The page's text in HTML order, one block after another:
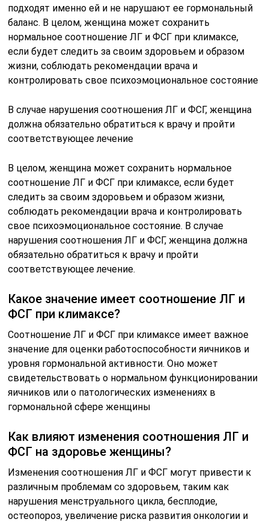
подходят именно ей и не нарушают ее гормональный
баланс. В целом, женщина может сохранить
нормальное соотношение ЛГ и ФСГ при климаксе,
если будет следить за своим здоровьем и образом
жизни, соблюдать рекомендации врача и
контролировать свое психоэмоциональное состояние
В случае нарушения соотношения ЛГ и ФСГ, женщина
должна обязательно обратиться к врачу и пройти
соответствующее лечение
В целом, женщина может сохранить нормальное
соотношение ЛГ и ФСГ при климаксе, если будет
следить за своим здоровьем и образом жизни,
соблюдать рекомендации врача и контролировать
свое психоэмоциональное состояние. В случае
нарушения соотношения ЛГ и ФСГ, женщина должна
обязательно обратиться к врачу и пройти
соответствующее лечение.
Какое значение имеет соотношение ЛГ и
ФСГ при климаксе?
Соотношение ЛГ и ФСГ при климаксе имеет важное
значение для оценки работоспособности яичников и
уровня гормональной активности. Оно может
свидетельствовать о нормальном функционировании
яичников или о патологических изменениях в
гормональной сфере женщины
Как влияют изменения соотношения ЛГ и
ФСГ на здоровье женщины?
Изменения соотношения ЛГ и ФСГ могут привести к
различным проблемам со здоровьем, таким как
нарушения менструального цикла, бесплодие,
остеопороз, увеличение риска развития онкологии и